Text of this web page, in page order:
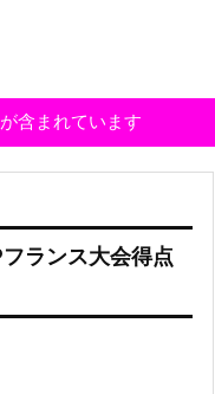
含まれています
ランス大会得点